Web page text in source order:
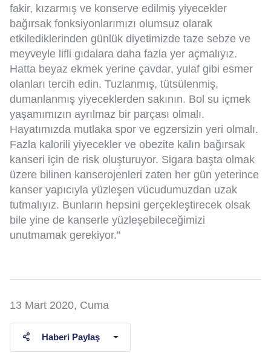
fakir, kızarmış ve konserve edilmiş yiyecekler
bağırsak fonksiyonlarımızı olumsuz olarak
etkilediklerinden günlük diyetimizde taze sebze ve
meyveyle lifli gıdalara daha fazla yer açmalıyız.
Hatta beyaz ekmek yerine çavdar, yulaf gibi esmer
olanları tercih edin. Tuzlanmış, tütsülenmiş,
dumanlanmış yiyeceklerden sakının. Bol su içmek
yaşamımızın ayrılmaz bir parçası olmalı.
Hayatımızda mutlaka spor ve egzersizin yeri olmalı.
Fazla kalorili yiyecekler ve obezite kalın bağırsak
kanseri için de risk oluşturuyor. Sigara başta olmak
üzere bilinen kanserojenleri zaten her gün yeterince
kanser yapıcıyla yüzleşen vücudumuzdan uzak
tutmalıyız. Bunların hepsini gerçekleştirecek olsak
bile yine de kanserle yüzleşebileceğimizi
unutmamak gerekiyor.”
13 Mart 2020, Cuma
Haberi Paylaş